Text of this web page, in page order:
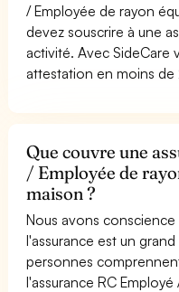
/ Employée de rayon
devez souscrire à une
activité. Avec SideCare
attestation en moins de
Que couvre une
/ Employée de
maison ?
Nous avons
l'assurance est un
personnes
l'assurance RC